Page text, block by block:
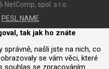
spol. s r.o.
PESL.NAME
tak jak ho znáte
našli jste na nich, co
se vám věci, které
souhlas se zpracováním